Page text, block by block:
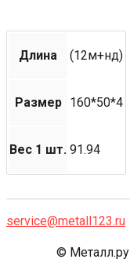
Длина (12м+нд)
Размер 160*50*4
Вес 1 шт. 91.94
service@metall123.ru
©